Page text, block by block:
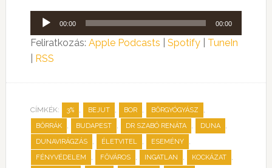
Audió
lejátszó
00:00 00:00
Feliratkozás: Apple Podcasts Spotify| TuneIn
RSS
CÍMKÉK: 3% , BEJUT , BOR , BŐRGYÓGYÁSZ ,
BŐRRÁK , BUDAPEST , DR SZABÓ RENÁTA , DUNA ,
DUNAVIRÁGZÁS , ÉLETVITEL , ESEMÉNY ,
FÉNYVÉDELEM , FŐVÁROS , INGATLAN , KOCKÁZAT ,